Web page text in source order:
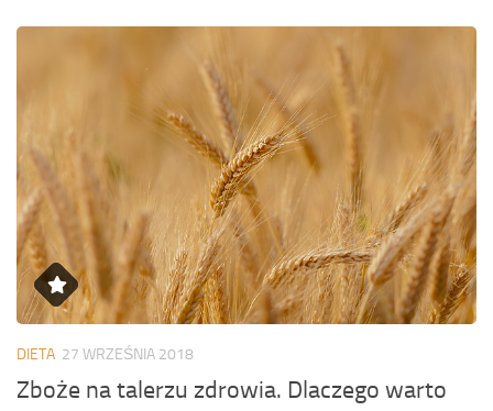
DIETA 27 WRZEŚNIA 2018
Zboże na talerzu zdrowia. Dlaczego warto